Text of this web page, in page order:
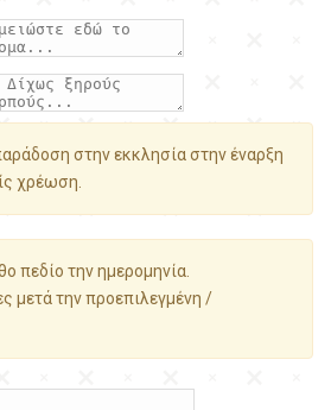
στην εκκλησία στην έναρξη
χρέωση.
πεδίο την ημερομηνία.
μετά την προεπιλεγμένη /